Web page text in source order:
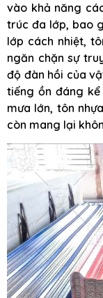
vào khả năng
trúc đa lớp, bao
lớp cách nhiệt,
ngăn chặn sự
độ đàn hồi của
tiếng ồn đáng
mưa lớn, tôn
còn mang lại